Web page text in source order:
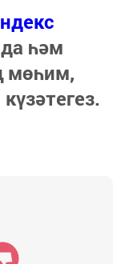
һәм
мөһим,